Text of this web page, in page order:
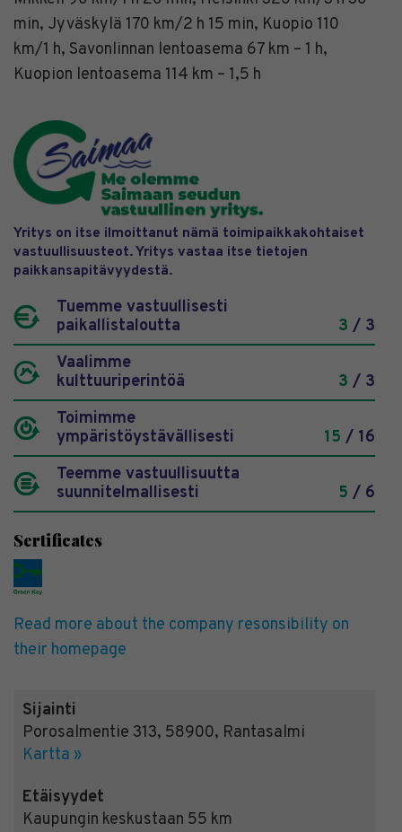
min, Jyväskylä 170 km/2 h 15 min, Kuopio 110
km/1 h, Savonlinnan lentoasema 67 km – 1 h,
Kuopion lentoasema 114 km – 1,5 h
Yritys on itse ilmoittanut nämä toimipaikkakohtaiset
vastuullisuusteot. Yritys vastaa itse tietojen
paikkansapitävyydestä.
Tuemme vastuullisesti
paikallistaloutta
3 / 3
Vaalimme
kulttuuriperintöä
3 / 3
Toimimme
ympäristöystävällisesti
15 / 16
Teemme vastuullisuutta
suunnitelmallisesti
5 / 6
Sertificates
Read more about the company resonsibility on
their homepage
Sijainti
Porosalmentie 313, 58900, Rantasalmi
Kartta »
Etäisyydet
Kaupungin keskustaan 55 km